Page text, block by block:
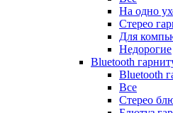
На одно
Стерео
Для
Недорогие
Bluetooth
Bluetooth
Все
Стерео